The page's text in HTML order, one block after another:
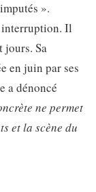
».
interruption. Il
jours. Sa
en juin par ses
a dénoncé
ne permet
et la scène du